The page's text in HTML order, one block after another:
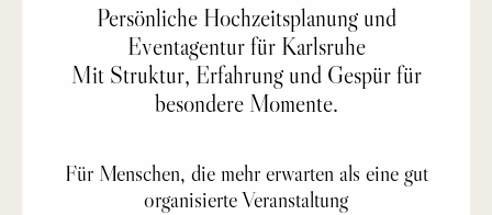
Persönliche Hochzeitsplanung und
Eventagentur für Karlsruhe
Mit Struktur, Erfahrung und Gespür für
besondere Momente.
Für Menschen, die mehr erwarten als eine gut
organisierte Veranstaltung